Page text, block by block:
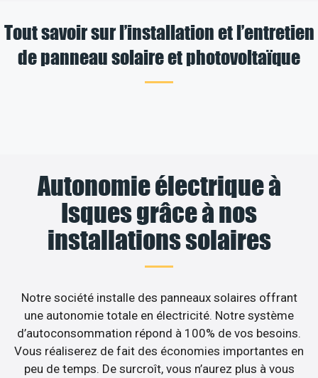
Tout savoir sur l’installation et l’entretien
de panneau solaire et photovoltaïque
Autonomie électrique à
Isques grâce à nos
installations solaires
Notre société installe des panneaux solaires offrant
une autonomie totale en électricité. Notre système
d’autoconsommation répond à 100% de vos besoins.
Vous réaliserez de fait des économies importantes en
peu de temps. De surcroît, vous n’aurez plus à vous